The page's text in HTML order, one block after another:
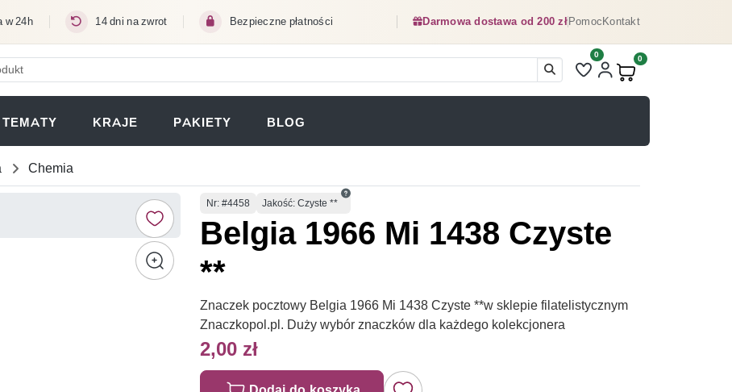
w 24h 14 dni na zwrot Bezpieczne płatności Darmowa dostawa od 200 złPomocKontakt
Liczba pozycji na liście
0
Produkty w koszyku:
0
SIĘ W NOWEJ KARCIE)
TEMATY KRAJE PAKIETY BLOG
Chemia
Numer
Nr: #4458 Jakość: Czyste **
Belgia 1966 Mi 1438 Czyste
**
Znaczek pocztowy Belgia 1966 Mi 1438 Czyste **w sklepie filatelistycznym
Znaczkopol.pl. Duży wybór znaczków dla każdego kolekcjonera
2,00 zł